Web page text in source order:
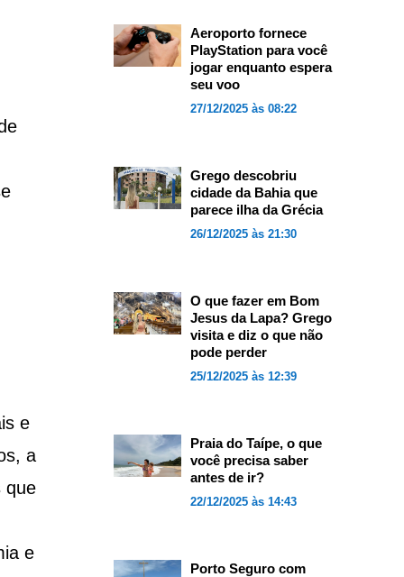
e
a
que
e
Aeroporto fornece
PlayStation para você
jogar enquanto espera
seu voo
27/12/2025 às 08:22
Grego descobriu
cidade da Bahia que
parece ilha da Grécia
26/12/2025 às 21:30
O que fazer em Bom
Jesus da Lapa? Grego
visita e diz o que não
pode perder
25/12/2025 às 12:39
Praia do Taípe, o que
você precisa saber
antes de ir?
22/12/2025 às 14:43
Porto Seguro com